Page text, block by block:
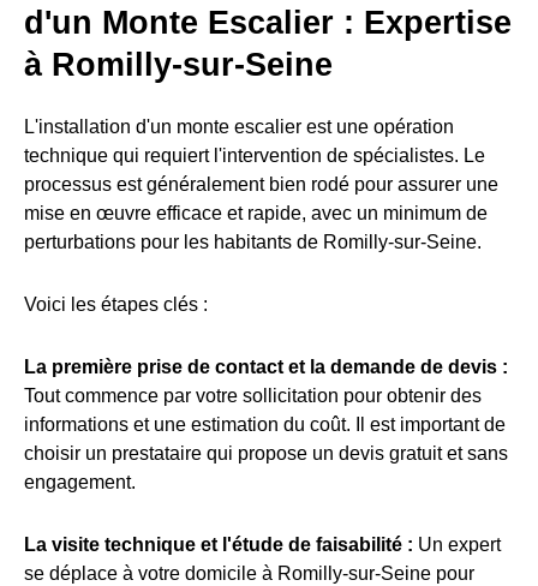
d'un Monte Escalier : Expertise
à Romilly-sur-Seine
L'installation d'un monte escalier est une opération
technique qui requiert l'intervention de spécialistes. Le
processus est généralement bien rodé pour assurer une
mise en œuvre efficace et rapide, avec un minimum de
perturbations pour les habitants de Romilly-sur-Seine.
Voici les étapes clés :
La première prise de contact et la demande de devis :
Tout commence par votre sollicitation pour obtenir des
informations et une estimation du coût. Il est important de
choisir un prestataire qui propose un devis gratuit et sans
engagement.
La visite technique et l'étude de faisabilité : Un expert
se déplace à votre domicile à Romilly-sur-Seine pour